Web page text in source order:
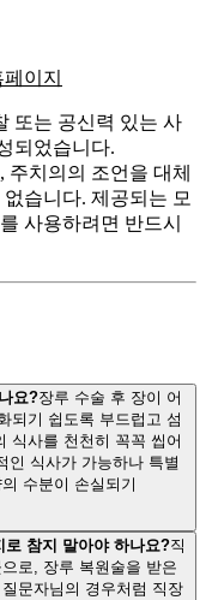
페이지
또는 공신력 있는 사
되었습니다.
치의의 조언을 대체
습니다. 제공되는 모
사용하려면 반드시
요?장루 수술 후 장이 어
되기 쉽도록 부드럽고 섬
식사를 천천히 꼭꼭 씹어
인 식사가 가능하나 특별
수분이 손실되기
로 참지 말아야 하나요?직
로, 장루 복원술을 받은
문자님의 경우처럼 직장